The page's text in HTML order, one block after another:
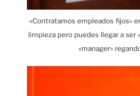
«Contratamos empleados fijos»
limpieza pero puedes llegar a ser
«manager»